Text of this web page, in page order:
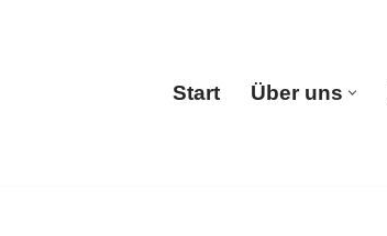
Start Über uns